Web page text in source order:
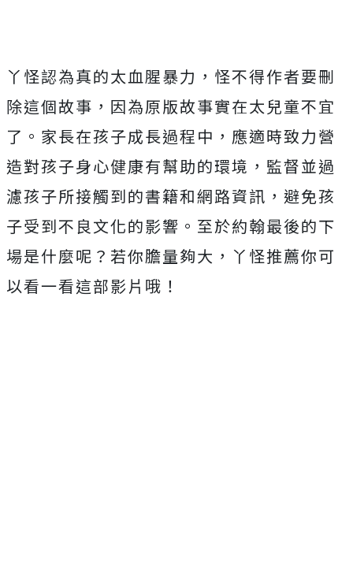
丫怪認為真的太血腥暴力，怪不得作者要刪
除這個故事，因為原版故事實在太兒童不宜
了。家長在孩子成長過程中，應適時致力營
造對孩子身心健康有幫助的環境，監督並過
濾孩子所接觸到的書籍和網路資訊，避免孩
子受到不良文化的影響。至於約翰最後的下
場是什麼呢？若你膽量夠大，丫怪推薦你可
以看一看這部影片哦！